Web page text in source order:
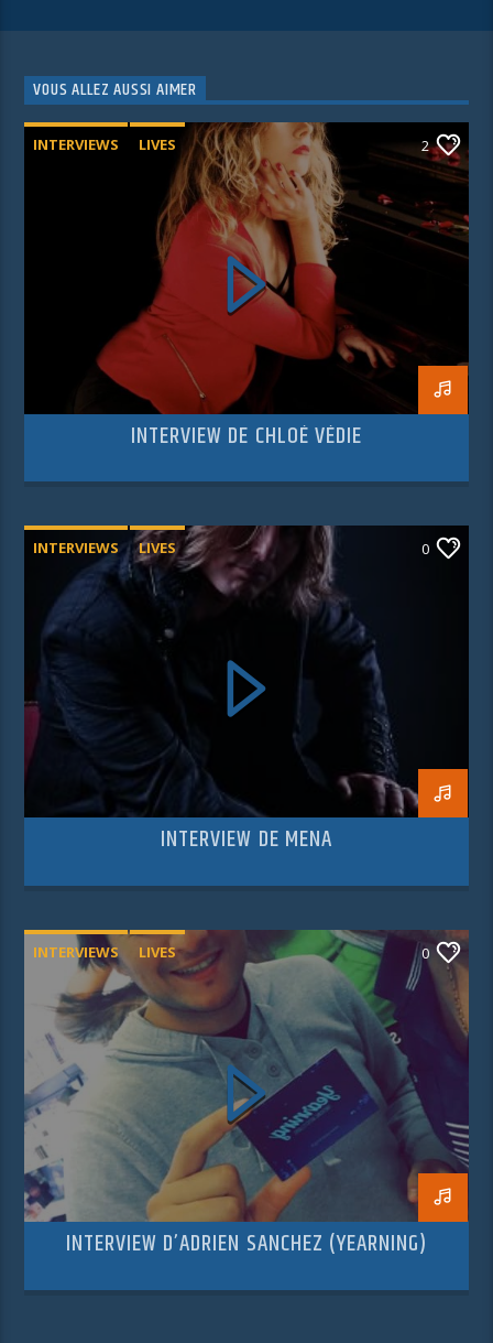
VOUS ALLEZ AUSSI AIMER
INTERVIEWS LIVES 2
INTERVIEW DE CHLOÉ VÉDIE
INTERVIEWS LIVES 0
INTERVIEW DE MENA
INTERVIEWS LIVES 0
INTERVIEW D’ADRIEN SANCHEZ (YEARNING)